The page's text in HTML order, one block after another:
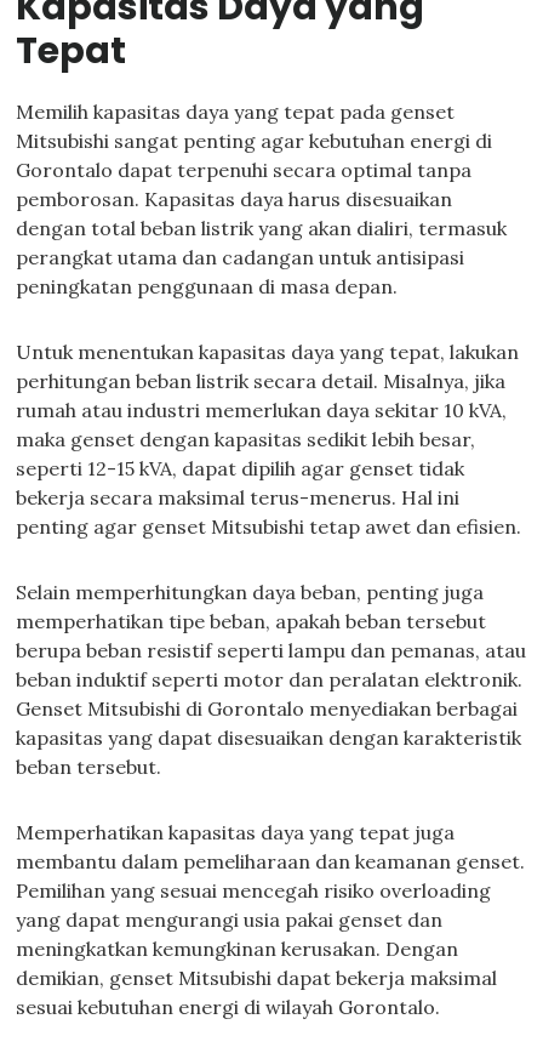
Tepat
Memilih kapasitas daya yang tepat pada genset
Mitsubishi sangat penting agar kebutuhan energi di
Gorontalo dapat terpenuhi secara optimal tanpa
pemborosan. Kapasitas daya harus disesuaikan
dengan total beban listrik yang akan dialiri, termasuk
perangkat utama dan cadangan untuk antisipasi
peningkatan penggunaan di masa depan.
Untuk menentukan kapasitas daya yang tepat, lakukan
perhitungan beban listrik secara detail. Misalnya, jika
rumah atau industri memerlukan daya sekitar 10 kVA,
maka genset dengan kapasitas sedikit lebih besar,
seperti 12-15 kVA, dapat dipilih agar genset tidak
bekerja secara maksimal terus-menerus. Hal ini
penting agar genset Mitsubishi tetap awet dan efisien.
Selain memperhitungkan daya beban, penting juga
memperhatikan tipe beban, apakah beban tersebut
berupa beban resistif seperti lampu dan pemanas, atau
beban induktif seperti motor dan peralatan elektronik.
Genset Mitsubishi di Gorontalo menyediakan berbagai
kapasitas yang dapat disesuaikan dengan karakteristik
beban tersebut.
Memperhatikan kapasitas daya yang tepat juga
membantu dalam pemeliharaan dan keamanan genset.
Pemilihan yang sesuai mencegah risiko overloading
yang dapat mengurangi usia pakai genset dan
meningkatkan kemungkinan kerusakan. Dengan
demikian, genset Mitsubishi dapat bekerja maksimal
sesuai kebutuhan energi di wilayah Gorontalo.